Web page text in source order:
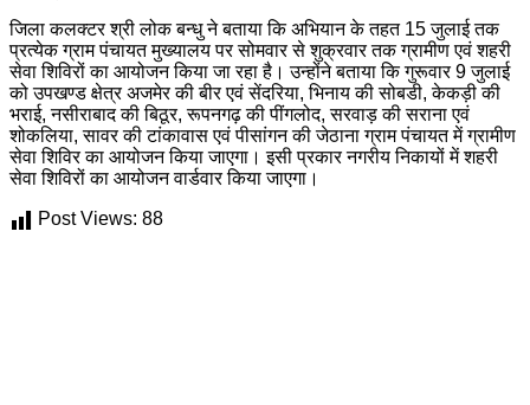
जिला कलक्टर श्री लोक बन्धु ने बताया कि अभियान के तहत 15 जुलाई तक
प्रत्येक ग्राम पंचायत मुख्यालय पर सोमवार से शुक्रवार तक ग्रामीण एवं शहरी
सेवा शिविरों का आयोजन किया जा रहा है। उन्होंने बताया कि गुरूवार 9 जुलाई
को उपखण्ड क्षेत्र अजमेर की बीर एवं सेंदरिया, भिनाय की सोबडी, केकड़ी की
भराई, नसीराबाद की बिठूर, रूपनगढ़ की पींगलोद, सरवाड़ की सराना एवं
शोकलिया, सावर की टांकावास एवं पीसांगन की जेठाना ग्राम पंचायत में ग्रामीण
सेवा शिविर का आयोजन किया जाएगा। इसी प्रकार नगरीय निकायों में शहरी
सेवा शिविरों का आयोजन वार्डवार किया जाएगा।
Post Views: 88